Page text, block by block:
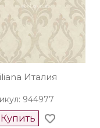
Италия
944977
Купить